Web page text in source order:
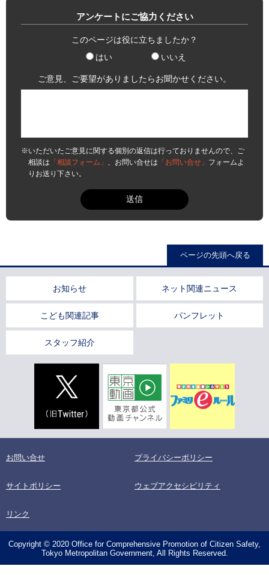
アンケートにご協力ください
このページは役に立ちましたか？
はい
いいえ
ご意見、ご要望がありましたらお聞かせください。
※いただいたご意見に関する個別の返信は行っておりませんので、ご
相談は 「相談フォーム」 、お問い合せは 「お問い合せ」 フォームよ
りお送り下さい。
ページの先頭へ戻る
お知らせ ネット関連ニュース
こども関連記事 パンフレット
スタッフ紹介
お問い合せ プライバシーポリシー
サイトポリシー ウェブアクセシビリティ
リンク
Copyright © 2020 Office for Comprehensive Promotion of Citizen Safety,
Tokyo Metropolitan Government, All Rights Reserved.